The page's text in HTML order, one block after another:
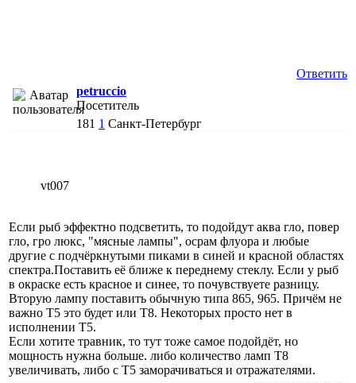
Ответить
petruccio
Посетитель
181 1 Санкт-Петербург
vt007
Если рыб эффектно подсветить, то подойдут аква гло, повер
гло, гро люкс, "мясные лампы", осрам флуора и любые
другие с подчёркнутыми пиками в синей и красной областях
спектра.Поставить её ближе к переднему стеклу. Если у рыб
в окраске есть красное и синее, то почувствуете разницу.
Вторую лампу поставить обычную типа 865, 965. Причём не
важно Т5 это будет или Т8. Некоторых просто нет в
исполнении Т5.
Если хотите травник, то тут тоже самое подойдёт, но
мощность нужна больше. либо количество ламп Т8
увеличивать, либо с Т5 заморачиваться и отражателями.